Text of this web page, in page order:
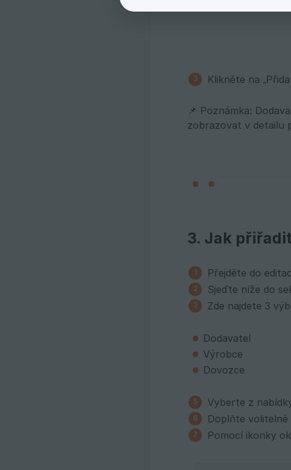
Klikněte na
📌 Poznámka:
zobrazovat v detailu
3. Jak
Přejděte do
Sjeďte níže do
Zde najdete 3
Dodavatel
Výrobce
Dovozce
Vyberte z
Doplňte volitelně
Pomocí ikonky